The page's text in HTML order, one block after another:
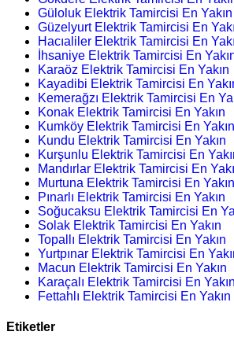
Güloluk Elektrik Tamircisi En Yakın
Güzelyurt Elektrik Tamircisi En
Hacıaliler Elektrik Tamircisi En
İhsaniye Elektrik Tamircisi En
Karaöz Elektrik Tamircisi En Yakın
Kayadibi Elektrik Tamircisi En
Kemerağzı Elektrik Tamircisi En
Konak Elektrik Tamircisi En Yakın
Kumköy Elektrik Tamircisi En Yakın
Kundu Elektrik Tamircisi En Yakın
Kurşunlu Elektrik Tamircisi En
Mandırlar Elektrik Tamircisi En
Murtuna Elektrik Tamircisi En Yakın
Pınarlı Elektrik Tamircisi En Yakın
Soğucaksu Elektrik Tamircisi En
Solak Elektrik Tamircisi En Yakın
Topallı Elektrik Tamircisi En Yakın
Yurtpınar Elektrik Tamircisi En
Macun Elektrik Tamircisi En Yakın
Karaçalı Elektrik Tamircisi En Yakın
Fettahlı Elektrik Tamircisi En Yakın
Etiketler